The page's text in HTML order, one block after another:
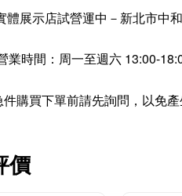
體展示店試營運中－新北市中
時間：周一至週六 13:00-
購買下單前請先詢問，以免
價